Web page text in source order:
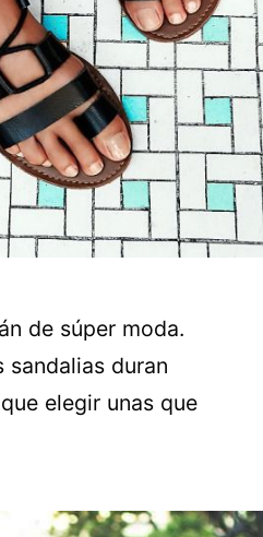
de súper moda.
sandalias duran
elegir unas que